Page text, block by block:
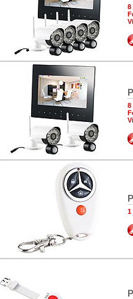
8
8
1